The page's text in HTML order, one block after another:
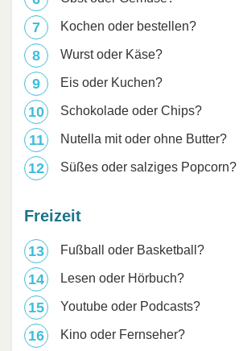
Kochen oder bestellen?
Wurst oder Käse?
Eis oder Kuchen?
Schokolade oder Chips?
Nutella mit oder ohne Butter?
Süßes oder salziges Popcorn?
Freizeit
Fußball oder Basketball?
Lesen oder Hörbuch?
Youtube oder Podcasts?
Kino oder Fernseher?